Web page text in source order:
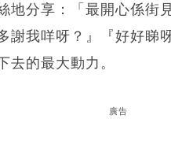
地分享：「最開心係街
謝我咩呀？』『好好睇
去的最大動力。
廣告